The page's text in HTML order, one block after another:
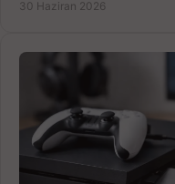
30 Haziran 2026